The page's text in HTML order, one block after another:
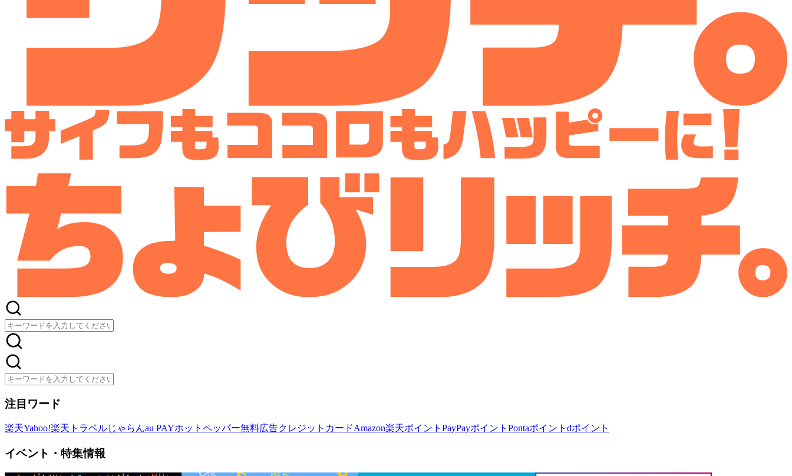
注目ワード
楽天Yahoo!楽天トラベルじゃらんau PAYホットペッパー無料広告クレジットカードAmazon楽天ポイント PayPayポイント Pontaポイント dポイント
イベント・特集情報